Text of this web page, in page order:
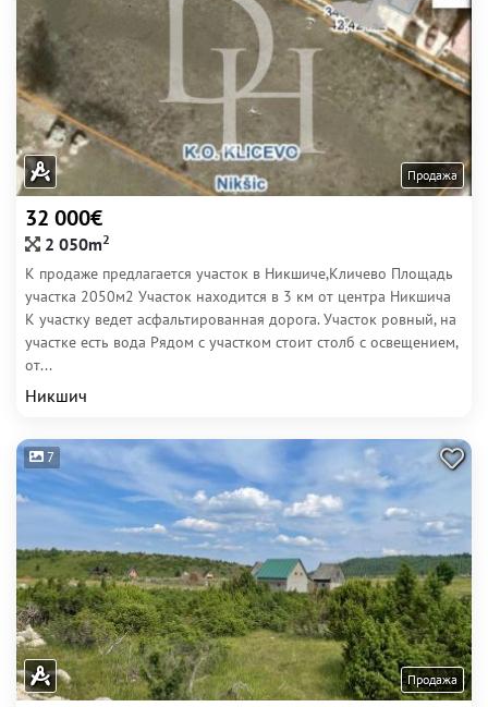
Продажа
32 000€
2 050m2
К продаже предлагается участок в Никшиче,Кличево Площадь
участка 2050м2 Участок находится в 3 км от центра Никшича
К участку ведет асфальтированная дорога. Участок ровный, на
участке есть вода Рядом с участком стоит столб с освещением,
от...
Никшич
7
Продажа